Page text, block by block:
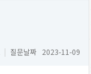
| 질문날짜 2023-11-09